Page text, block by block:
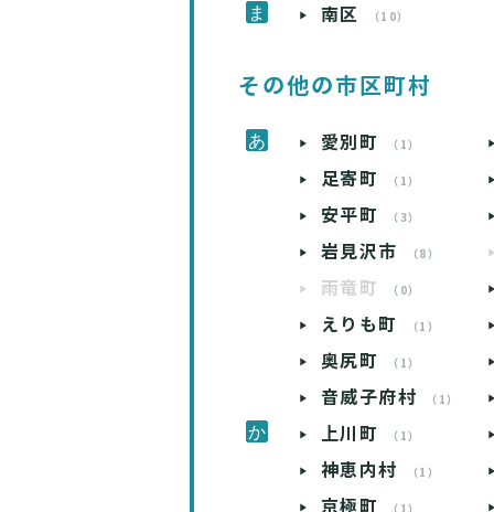
南区 （10）
その他の市区町村
愛別町 （1）
足寄町 （1）
安平町 （3）
岩見沢市 （8）
雨竜町 （0）
えりも町 （1）
奥尻町 （1）
音威子府村 （1）
上川町 （1）
神恵内村 （1）
京極町